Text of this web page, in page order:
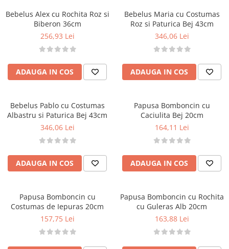
Bebelus Alex cu Rochita Roz si
Biberon 36cm
256,93 Lei
ADAUGA IN COS
Bebelus Maria cu Costumas
Roz si Paturica Bej 43cm
346,06 Lei
ADAUGA IN COS
Bebelus Pablo cu Costumas
Albastru si Paturica Bej 43cm
346,06 Lei
ADAUGA IN COS
Papusa Bomboncin cu
Caciulita Bej 20cm
164,11 Lei
ADAUGA IN COS
Papusa Bomboncin cu
Costumas de Iepuras 20cm
157,75 Lei
Papusa Bomboncin cu Rochita
cu Guleras Alb 20cm
163,88 Lei